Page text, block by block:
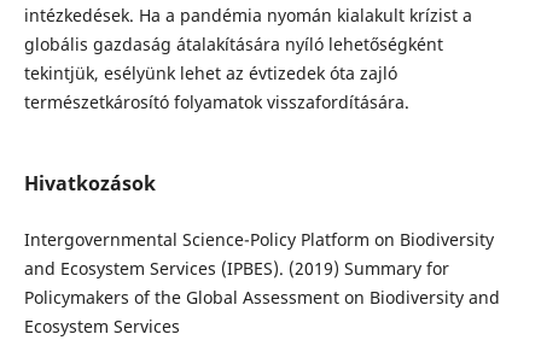
intézkedések. Ha a pandémia nyomán kialakult krízist a
globális gazdaság átalakítására nyíló lehetőségként
tekintjük, esélyünk lehet az évtizedek óta zajló
természetkárosító folyamatok visszafordítására.
Hivatkozások
Intergovernmental Science-Policy Platform on Biodiversity
and Ecosystem Services (IPBES). (2019) Summary for
Policymakers of the Global Assessment on Biodiversity and
Ecosystem Services